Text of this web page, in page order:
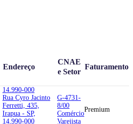
Endereço
CNAE
e Setor
Faturamento
14.990-000
Rua Cyro Jacinto
Ferretti, 435,
Irapua - SP,
14.990-000
G-4731-
8/00
Comércio
Varejista
Premium